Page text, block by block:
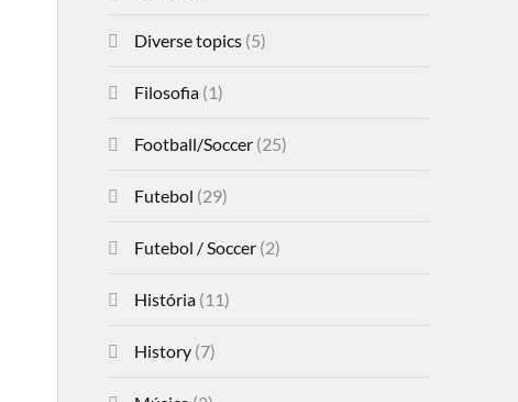
Diverse topics(5)
Filosofia(1)
Football/Soccer(25)
Futebol (29)
Futebol / Soccer(2)
História(11)
History(7)